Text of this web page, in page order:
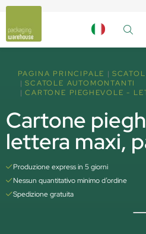
PAGINA PRINCIPALE
SCATOLE AUTOMONTANTI
CARTONE PIEGHEVOLE -
Cartone
lettera maxi,
Produzione express in 5 giorni
Nessun quantitativo minimo d’ordine
Spedizione gratuita